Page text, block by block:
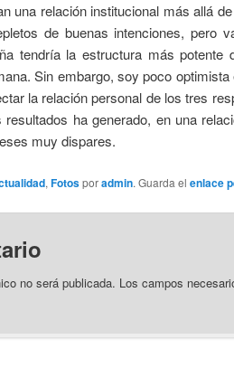
una relación institucional más allá
de buenas intenciones, pero
tendría la estructura más potente
Sin embargo, soy poco
la relación personal de los tres
ha generado, en una
muy dispares.
, Fotosporadmin. Guarda el enlace
no será publicada. Los campos